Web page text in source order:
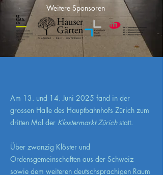
Weitere Sponsoren
Am 13. und 14. Juni 2025 fand in der
grossen Halle des Hauptbahnhofs Zürich zum
dritten Mal der Klostermarkt Zürichstatt.
Über zwanzig Klöster und
Ordensgemeinschaften aus der Schweiz
sowie dem weiteren deutschsprachigen Raum